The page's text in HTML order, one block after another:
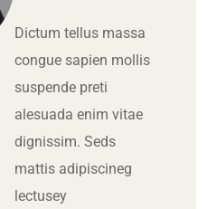
Dictum tellus massa
congue sapien mollis
suspende preti
alesuada enim vitae
dignissim. Seds
mattis adipiscineg
lectusey